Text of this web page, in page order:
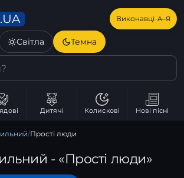
Виконавці·А–Я
Світла Темна
Дитячі Колискові Нові пісні
/Прості люди
- «Прості люди»